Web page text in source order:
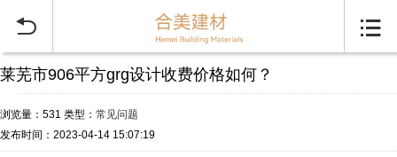
 
莱芜市906平方grg设计收费价格如何？
浏览量：531 类型： 常见问题
发布时间：2023-04-14 15:07:19